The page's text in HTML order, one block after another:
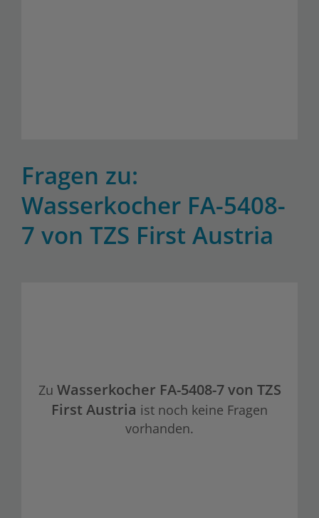
Fragen zu:
Wasserkocher FA-5408-
7 von TZS First Austria
Zu Wasserkocher FA-5408-7 von TZS
First Austria ist noch keine Fragen
vorhanden.